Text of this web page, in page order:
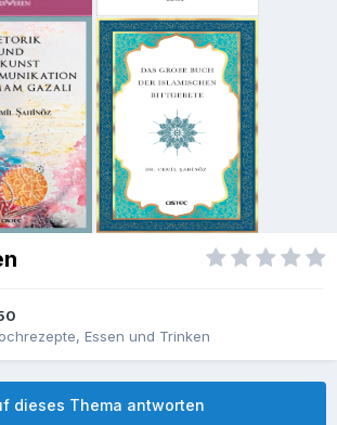
Essen und Trinken
dieses Thema antworten